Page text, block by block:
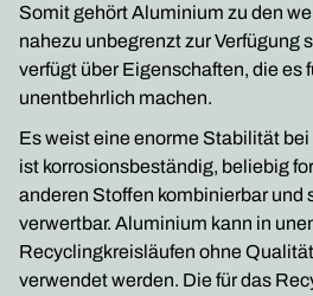
Somit gehört Aluminium zu den
nahezu unbegrenzt zur Verfügung
verfügt über Eigenschaften, die es
unentbehrlich machen.
Es weist eine enorme Stabilität
ist korrosionsbeständig, beliebig
anderen Stoffen kombinierbar und
verwertbar. Aluminium kann in
Recyclingkreisläufen ohne
verwendet werden. Die für das